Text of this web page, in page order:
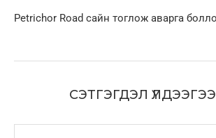
Petrichor Road сайн тоглож аварга
СЭТГЭГДЭЛ